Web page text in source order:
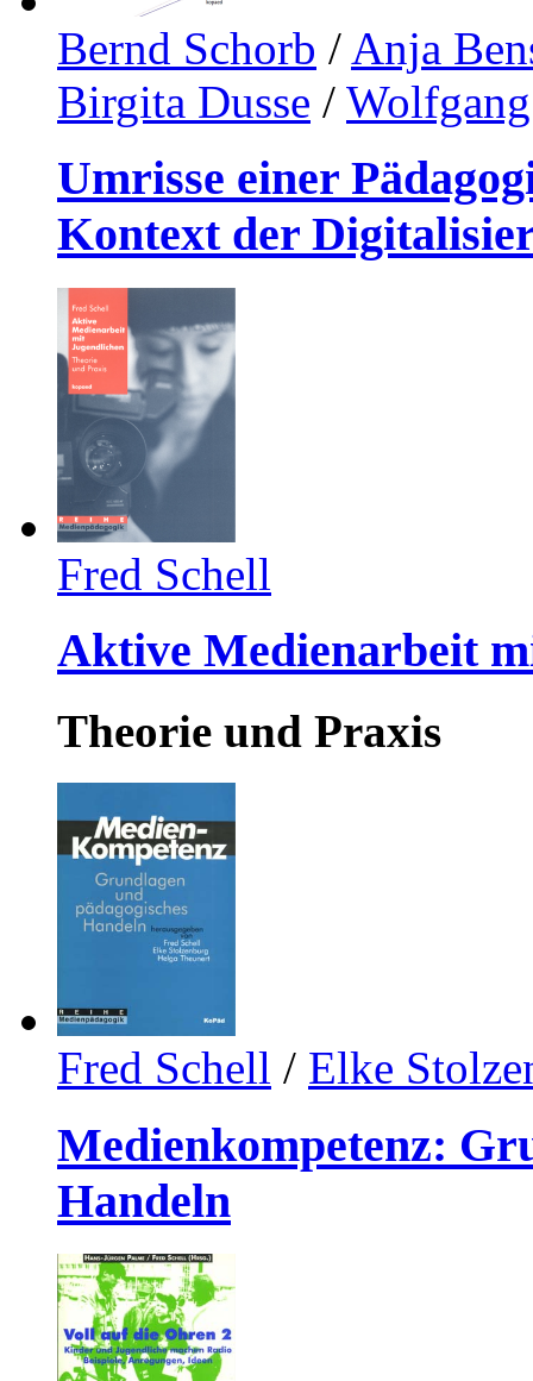
Bernd Schorb / Anja
Birgita Dusse /
Umrisse einer
Kontext der
Fred Schell
Aktive Medienarbeit
Theorie und Praxis
Fred Schell / Elke
Medienkompetenz:
Handeln